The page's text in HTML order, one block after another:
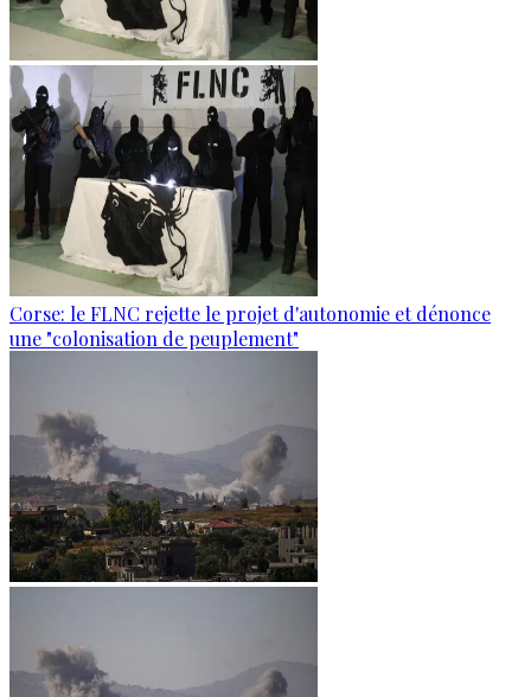
Corse: le FLNC rejette le projet d'autonomie et dénonce
une "colonisation de peuplement"